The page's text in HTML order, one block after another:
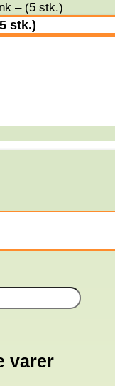
– (5 stk.)
stk.)
varer